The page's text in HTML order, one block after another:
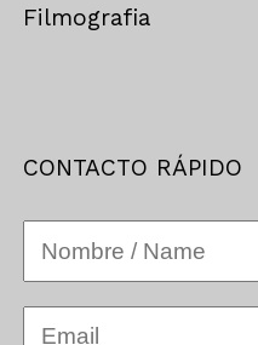
Filmografia
CONTACTO RÁPIDO